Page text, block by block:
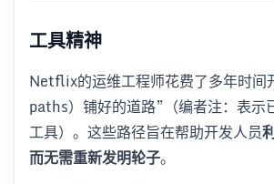
工具精神
Netflix的运维工程师花费了多年时间
paths）铺好的道路”（编者注：表示
工具）。这些路径旨在帮助开发人员
而无需重新发明轮子。